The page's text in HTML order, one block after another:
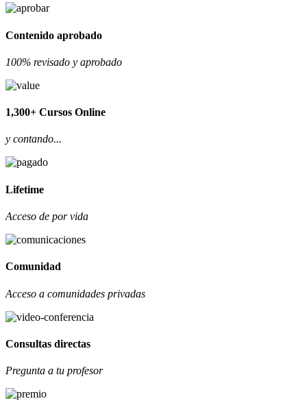
Contenido aprobado
100% revisado y aprobado
1,300+ Cursos Online
y contando...
Lifetime
Acceso de por vida
Comunidad
Acceso a comunidades privadas
Consultas directas
Pregunta a tu profesor